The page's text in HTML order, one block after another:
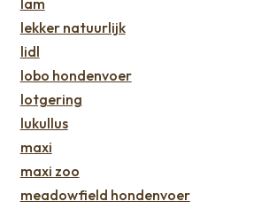
lam
lekker natuurlijk
lidl
lobo hondenvoer
lotgering
lukullus
maxi
maxi zoo
meadowfield hondenvoer